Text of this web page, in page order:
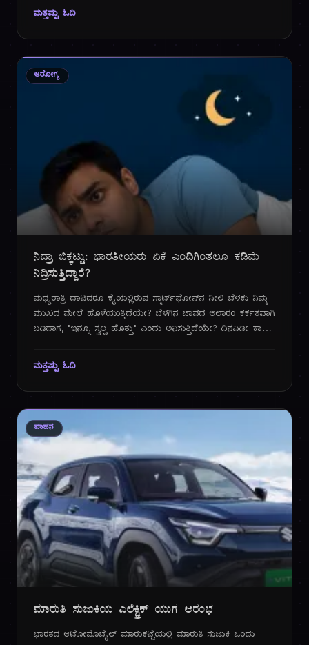
ಆದರೆ, 2025 ರ ಆಗಸ್ಟ್ ತಿಂಗಳ ಹೊತ್ತಿಗೆ, ಭಾರತದ ಯುವ ಪೀಳಿಗೆ -
ಮಿಲೆನಿಯಲ್‌ಗಳು ಮತ್ತು ಜೆನ್-ಝಡ್ - ಈ ಸಾಂಪ್ರದಾಯಿಕ ಆರ್ಥಿಕ
ಸೂತ್ರವನ್ನು ಪ್ರಶ್ನಿಸುತ್ತಿದ್ದಾರೆ. ಅವರಿಗೀಗ ಹೊಸದೊಂದು ಮಂತ್ರವಿದೆ:
"ಅನುಭವದ ಹೂಡಿಕೆ", ಅಂದರೆ ಸ್ಮರಣೀಯ ಕ್ಷಣಗಳ ಮೇಲಿನ ಖರ್ಚು.
ಮತ್ತಷ್ಟು ಓದಿ
ಆರೋಗ್ಯ
ನಿದ್ರಾ ಬಿಕ್ಕಟ್ಟು: ಭಾರತೀಯರು ಏಕೆ ಎಂದಿಗಿಂತಲೂ ಕಡಿಮೆ
ನಿದ್ರಿಸುತ್ತಿದ್ದಾರೆ?
ಮಧ್ಯರಾತ್ರಿ ದಾಟಿದರೂ ಕೈಯಲ್ಲಿರುವ ಸ್ಮಾರ್ಟ್‌ಫೋನ್‌ನ ನೀಲಿ ಬೆಳಕು ನಿಮ್ಮ
ಮುಖದ ಮೇಲೆ ಹೊಳೆಯುತ್ತಿದೆಯೇ? ಬೆಳಗಿನ ಜಾವದ ಅಲಾರಂ ಕರ್ಕಶವಾಗಿ
ಬಡಿದಾಗ, "ಇನ್ನೂ ಸ್ವಲ್ಪ ಹೊತ್ತು" ಎಂದು ಅನಿಸುತ್ತಿದೆಯೇ? ದಿನವಿಡೀ ಕಾಫಿ
ಅನುಭವಗಳು ಕೇವಲ ನಿಮ್ಮೊಬ್ಬರದ್ದಲ್ಲ. 2025 ರ ಆಗಸ್ಟ್ ತಿಂಗಳ ಹೊತ್ತಿಗೆ,
ಭಾರತವು ಒಂದು ಮೌನವಾದ ಆದರೆ ಗಂಭೀರವಾದ ಸಾಂಕ್ರಾಮಿಕದ
ಹಿಡಿತದಲ್ಲಿದೆ - ಅದುವೇ ನಿದ್ರಾ ಬಿಕ್ಕಟ್ಟು (Sleep Crisis).
ಮತ್ತಷ್ಟು ಓದಿ
ವಾಹನ
ಮಾರುತಿ ಸುಜುಕಿಯ ಎಲೆಕ್ಟ್ರಿಕ್ ಯುಗ ಆರಂಭ
ಭಾರತದ ಆಟೋಮೊಬೈಲ್ ಮಾರುಕಟ್ಟೆಯಲ್ಲಿ ಮಾರುತಿ ಸುಜುಕಿ ಒಂದು